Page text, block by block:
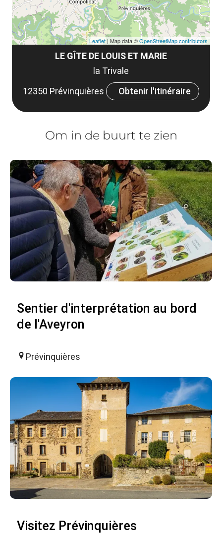
LE GÎTE DE LOUIS ET MARIE
la Trivale
12350 Prévinquières
Obtenir l'itinéraire
Leaflet | Map data ©OpenStreetMap contributors
Om in de buurt te zien
Sentier d'interprétation au bord
de l'Aveyron
Prévinquières
Visitez Prévinquières